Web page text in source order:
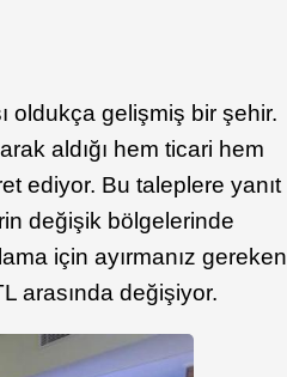
oldukça gelişmiş bir şehir.
aldığı hem ticari hem
ediyor. Bu taleplere yanıt
değişik bölgelerinde
için ayırmanız gereken
arasında değişiyor.